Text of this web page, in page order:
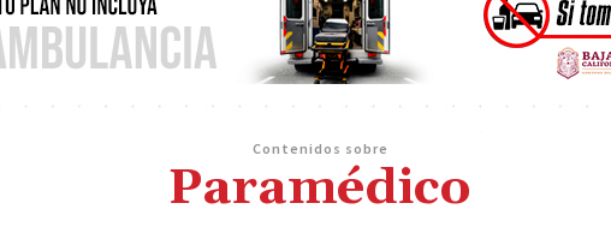
Contenidos sobre
Paramédico